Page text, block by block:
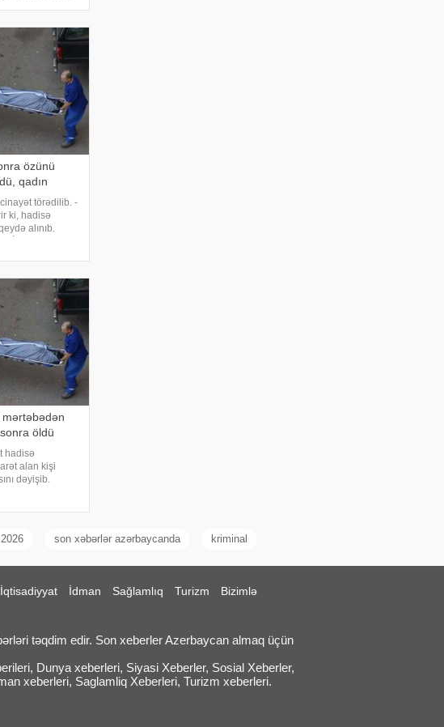
vəziyyətdə qalan
özünü
qadın
törədilib. -
ki, hadisə
alınıb.
mərtəbədən
öldü
hadisə
alan kişi
dəyişib.
son xəbərlər azərbaycanda kriminal
İqtisadiyyat İdman Sağlamlıq Turizm
Bizimlə
təqdim edir. Son xeberler Azerbaycan almaq üçün
Dunya xeberleri, Siyasi Xeberler, Sosial Xeberler,
xeberleri, Saglamliq Xeberleri, Turizm xeberleri.